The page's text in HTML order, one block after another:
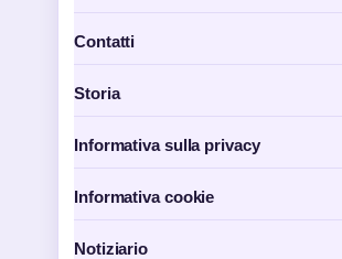
Contatti
Storia
Informativa sulla privacy
Informativa cookie
Notiziario